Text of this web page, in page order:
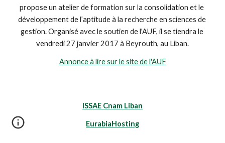
propose un atelier de formation sur la consolidation et le
développement de l’aptitude à la recherche en sciences de
gestion. Organisé avec le soutien de l'AUF, il se tiendra le
vendredi 27 janvier 2017 à Beyrouth, au Liban.
Annonce à lire sur le site de l'AUF
ISSAE Cnam Liban
EurabiaHosting